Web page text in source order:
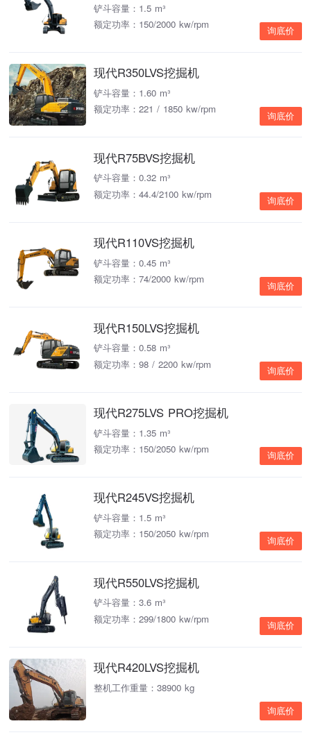
铲斗容量：1.5 m³
额定功率：150/2000 kw/rpm
询底价
现代R350LVS挖掘机
铲斗容量：1.60 m³
额定功率：221 / 1850 kw/rpm
询底价
现代R75BVS挖掘机
铲斗容量：0.32 m³
额定功率：44.4/2100 kw/rpm
询底价
现代R110VS挖掘机
铲斗容量：0.45 m³
额定功率：74/2000 kw/rpm
询底价
现代R150LVS挖掘机
铲斗容量：0.58 m³
额定功率：98 / 2200 kw/rpm
询底价
现代R275LVS PRO挖掘机
铲斗容量：1.35 m³
额定功率：150/2050 kw/rpm
询底价
现代R245VS挖掘机
铲斗容量：1.5 m³
额定功率：150/2050 kw/rpm
询底价
现代R550LVS挖掘机
铲斗容量：3.6 m³
额定功率：299/1800 kw/rpm
询底价
现代R420LVS挖掘机
整机工作重量：38900 kg
询底价